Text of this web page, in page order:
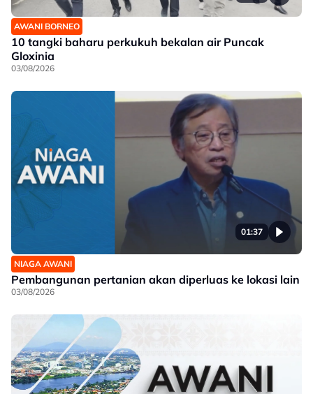
AWANI BORNEO
10 tangki baharu perkukuh bekalan air Puncak
Gloxinia
03/08/2026
01:37
NIAGA AWANI
Pembangunan pertanian akan diperluas ke lokasi lain
03/08/2026